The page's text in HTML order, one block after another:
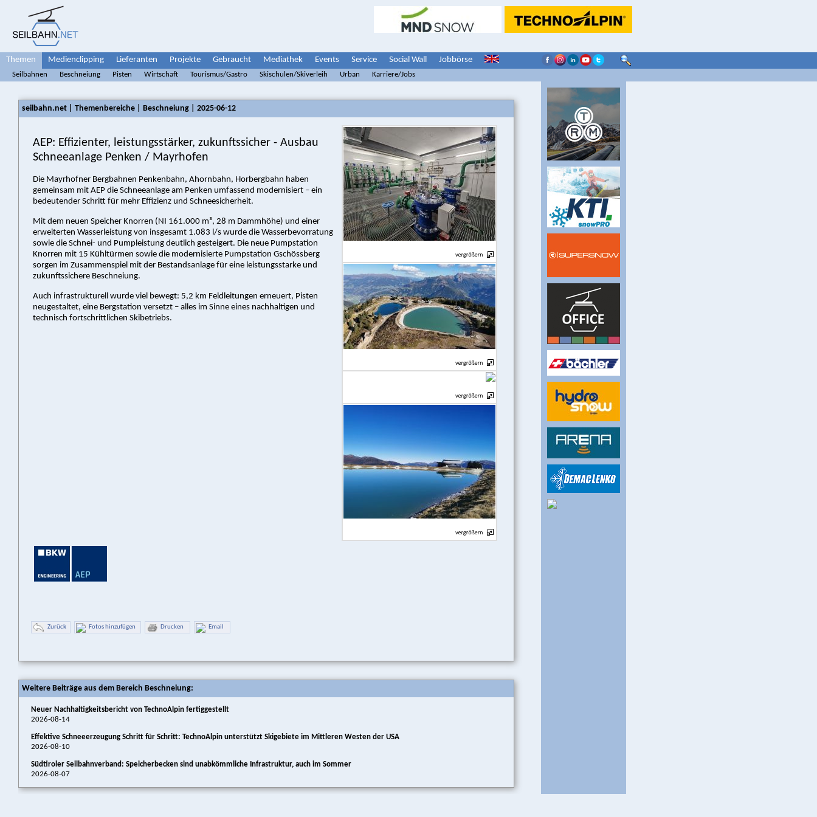
Themen Medienclipping Lieferanten Projekte Gebraucht Mediathek Events Service Social Wall Jobbörse
Seilbahnen Beschneiung Pisten Wirtschaft Tourismus/Gastro Skischulen/Skiverleih Urban Karriere/Jobs
seilbahn.net | Themenbereiche | Beschneiung | 2025-06-12
AEP: Effizienter, leistungsstärker, zukunftssicher - Ausbau
Schneeanlage Penken / Mayrhofen
Die Mayrhofner Bergbahnen Penkenbahn, Ahornbahn, Horbergbahn haben
gemeinsam mit AEP die Schneeanlage am Penken umfassend modernisiert – ein
bedeutender Schritt für mehr Effizienz und Schneesicherheit.
Mit dem neuen Speicher Knorren (NI 161.000 m³, 28 m Dammhöhe) und einer
erweiterten Wasserleistung von insgesamt 1.083 l/s wurde die Wasserbevorratung
sowie die Schnei- und Pumpleistung deutlich gesteigert. Die neue Pumpstation
Knorren mit 15 Kühltürmen sowie die modernisierte Pumpstation Gschössberg
sorgen im Zusammenspiel mit der Bestandsanlage für eine leistungsstarke und
zukunftssichere Beschneiung.
Auch infrastrukturell wurde viel bewegt: 5,2 km Feldleitungen erneuert, Pisten
neugestaltet, eine Bergstation versetzt – alles im Sinne eines nachhaltigen und
technisch fortschrittlichen Skibetriebs.
Zurück Fotos hinzufügen Drucken Email
Weitere Beiträge aus dem Bereich Beschneiung:
Neuer Nachhaltigkeitsbericht von TechnoAlpin fertiggestellt
2026-08-14
Effektive Schneeerzeugung Schritt für Schritt: TechnoAlpin unterstützt Skigebiete im Mittleren Westen der USA
2026-08-10
Südtiroler Seilbahnverband: Speicherbecken sind unabkömmliche Infrastruktur, auch im Sommer
2026-08-07